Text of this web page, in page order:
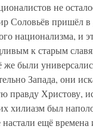
не
Соловьёв пришёл в
национализма, и
к старым
были
Запада, они
правду Христову,
хилиазм был
настали ещё